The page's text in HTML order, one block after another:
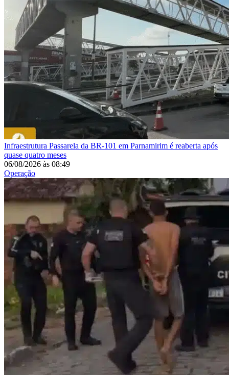
Infraestrutura Passarela da BR-101 em Parnamirim é reaberta após
quase quatro meses
06/08/2026 às 08:49
Operação